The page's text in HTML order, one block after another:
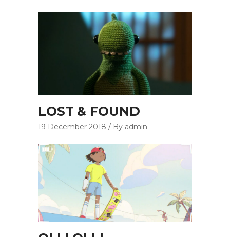
LOST & FOUND
19 December 2018 By admin